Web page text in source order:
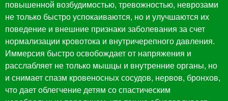
повышенной возбудимостью, тревожностью, неврозами
не только быстро успокаиваются, но и улучшаются их
поведение и внешние признаки заболевания за счет
нормализации кровотока и внутричерепного давления.
Иммерсия быстро освобождает от напряжения и
расслабляет не только мышцы и внутренние органы, но
и снимает спазм кровеносных сосудов, нервов, бронхов,
что дает облегчение детям со спастическим